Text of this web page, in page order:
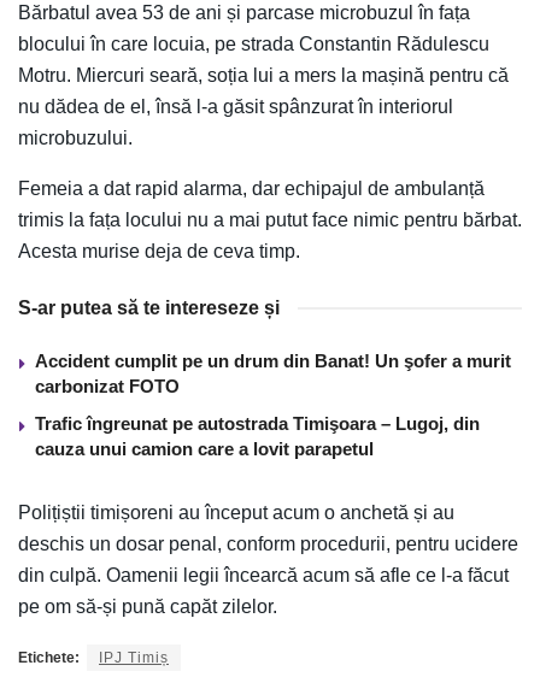
Bărbatul avea 53 de ani și parcase microbuzul în fața
blocului în care locuia, pe strada Constantin Rădulescu
Motru. Miercuri seară, soția lui a mers la mașină pentru că
nu dădea de el, însă l-a găsit spânzurat în interiorul
microbuzului.
Femeia a dat rapid alarma, dar echipajul de ambulanță
trimis la fața locului nu a mai putut face nimic pentru bărbat.
Acesta murise deja de ceva timp.
S-ar putea să te intereseze și
Accident cumplit pe un drum din Banat! Un şofer a murit
carbonizat FOTO
Trafic îngreunat pe autostrada Timişoara – Lugoj, din
cauza unui camion care a lovit parapetul
Polițiștii timișoreni au început acum o anchetă și au
deschis un dosar penal, conform procedurii, pentru ucidere
din culpă. Oamenii legii încearcă acum să afle ce l-a făcut
pe om să-și pună capăt zilelor.
Etichete: IPJ Timiș